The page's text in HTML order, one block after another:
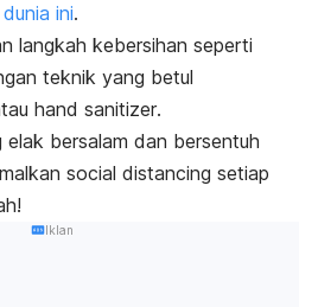
ini.
langkah kebersihan seperti
teknik yang betul
hand sanitizer.
bersalam dan bersentuh
social distancing setiap
Iklan